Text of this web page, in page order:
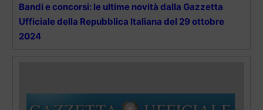
Bandi e concorsi: le ultime novità dalla Gazzetta
Ufficiale della Repubblica Italiana del 29 ottobre
2024